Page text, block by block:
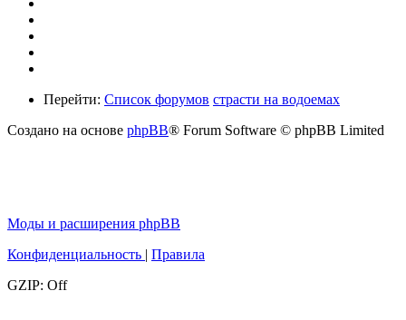
Перейти: Список форумов страсти на водоемах
Создано на основе phpBB® Forum Software © phpBB Limited
Моды и расширения phpBB
Конфиденциальность | Правила
GZIP: Off